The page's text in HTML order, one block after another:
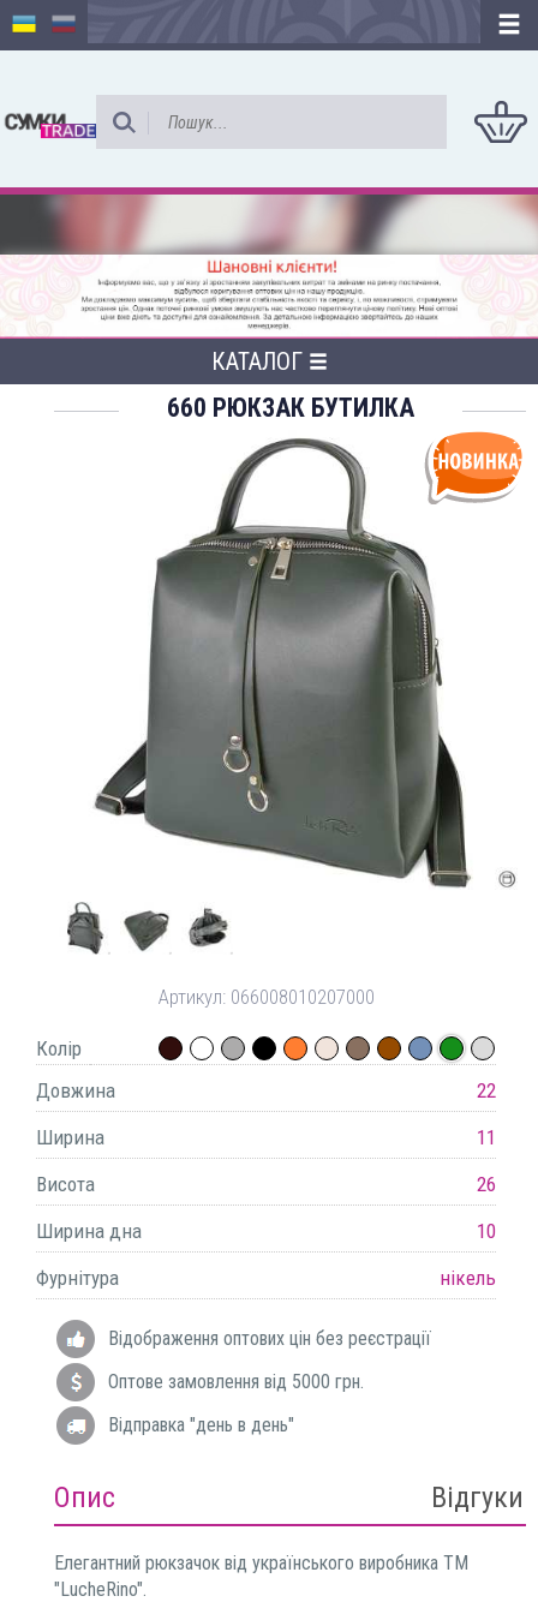
КАТАЛОГ
660 РЮКЗАК БУТИЛКА
Артикул: 066008010207000
Колір
Довжина
22
Ширина
11
Висота
26
Ширина дна
10
Фурнітура
нікель
Відображення оптових цін без реєстрації
Оптове замовлення від 5000 грн.
Відправка "день в день"
Опис Відгуки
Елегантний рюкзачок від українського виробника ТМ
"LucheRino".